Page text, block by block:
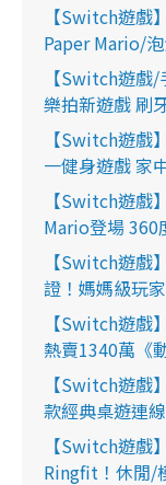
【Switch遊戲
Paper Mario/
【Switch遊
樂拍新遊戲 刷
【Switch遊
一健身遊戲 家
【Switch遊戲
Mario登場 360
【Switch遊戲
證！媽媽級玩
【Switch遊戲
熱賣1340萬《
【Switch遊戲
款經典桌遊連
【Switch遊戲
Ringfit！休閒/